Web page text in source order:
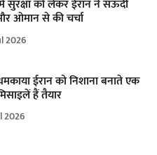
सुरक्षा को लेकर ईरान ने सऊदी
ओमान से की चर्चा
2026
ईरान को निशाना बनाते एक
हैं तैयार
2026